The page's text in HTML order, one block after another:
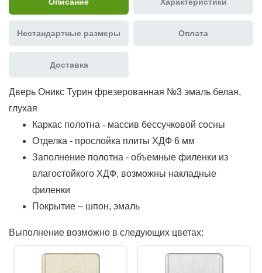
Нестандартные размеры Оплата
Доставка
Дверь Оникс Турин фрезерованная №3 эмаль белая,
глухая
Каркас полотна - массив бессучковой сосны
Отделка - прослойка плиты ХДФ 6 мм
Заполнение полотна - объемные филенки из
влагостойкого ХДФ, возможны накладные
филенки
Покрытие – шпон, эмаль
Выполнение возможно в следующих цветах: